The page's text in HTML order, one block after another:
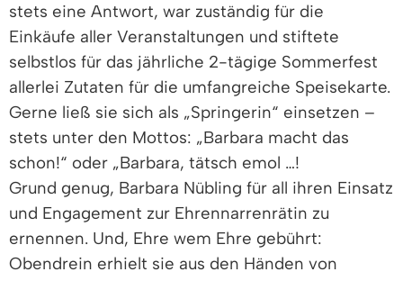
stets eine Antwort, war zuständig für die
Einkäufe aller Veranstaltungen und stiftete
selbstlos für das jährliche 2-tägige Sommerfest
allerlei Zutaten für die umfangreiche Speisekarte.
Gerne ließ sie sich als „Springerin“ einsetzen –
stets unter den Mottos: „Barbara macht das
schon!“ oder „Barbara, tätsch emol …!
Grund genug, Barbara Nübling für all ihren Einsatz
und Engagement zur Ehrennarrenrätin zu
ernennen. Und, Ehre wem Ehre gebührt:
Obendrein erhielt sie aus den Händen von